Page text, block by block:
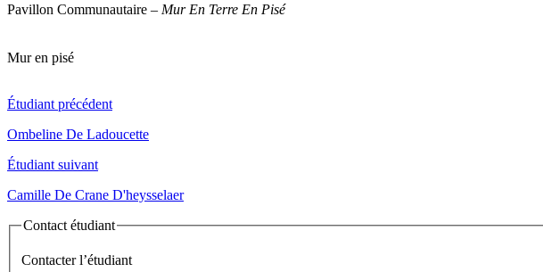
Pavillon Communautaire – Mur En Terre En Pisé
Mur en pisé
Étudiant précédent
Ombeline De Ladoucette
Étudiant suivant
Camille De Crane D'heysselaer
Contact étudiant
Contacter l’étudiant